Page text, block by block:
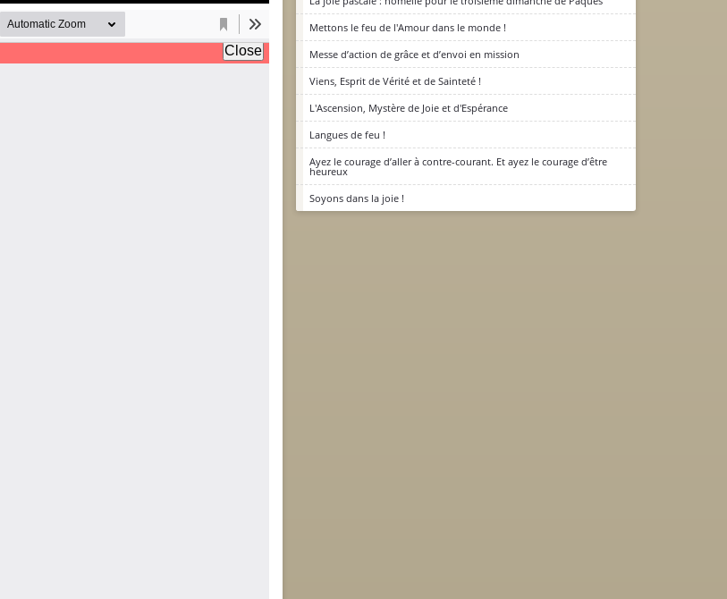
Mettons le feu de l'Amour dans le monde !
Messe d’action de grâce et d’envoi en mission
Viens, Esprit de Vérité et de Sainteté !
L'Ascension, Mystère de Joie et d'Espérance
Langues de feu !
Ayez le courage d’aller à contre-courant. Et ayez le courage d’être
heureux
Soyons dans la joie !